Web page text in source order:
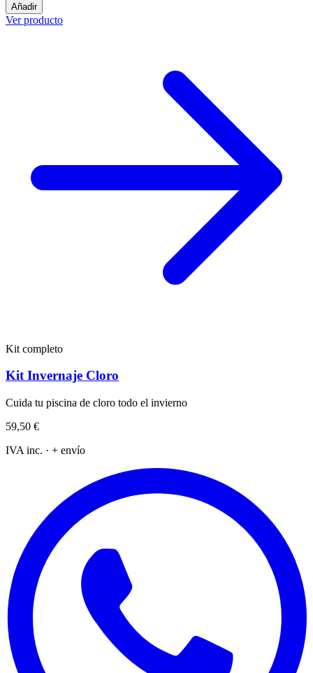
Añadir
Ver producto
Kit completo
Kit Invernaje Cloro
Cuida tu piscina de cloro todo el invierno
59,50 €
IVA inc. · + envío